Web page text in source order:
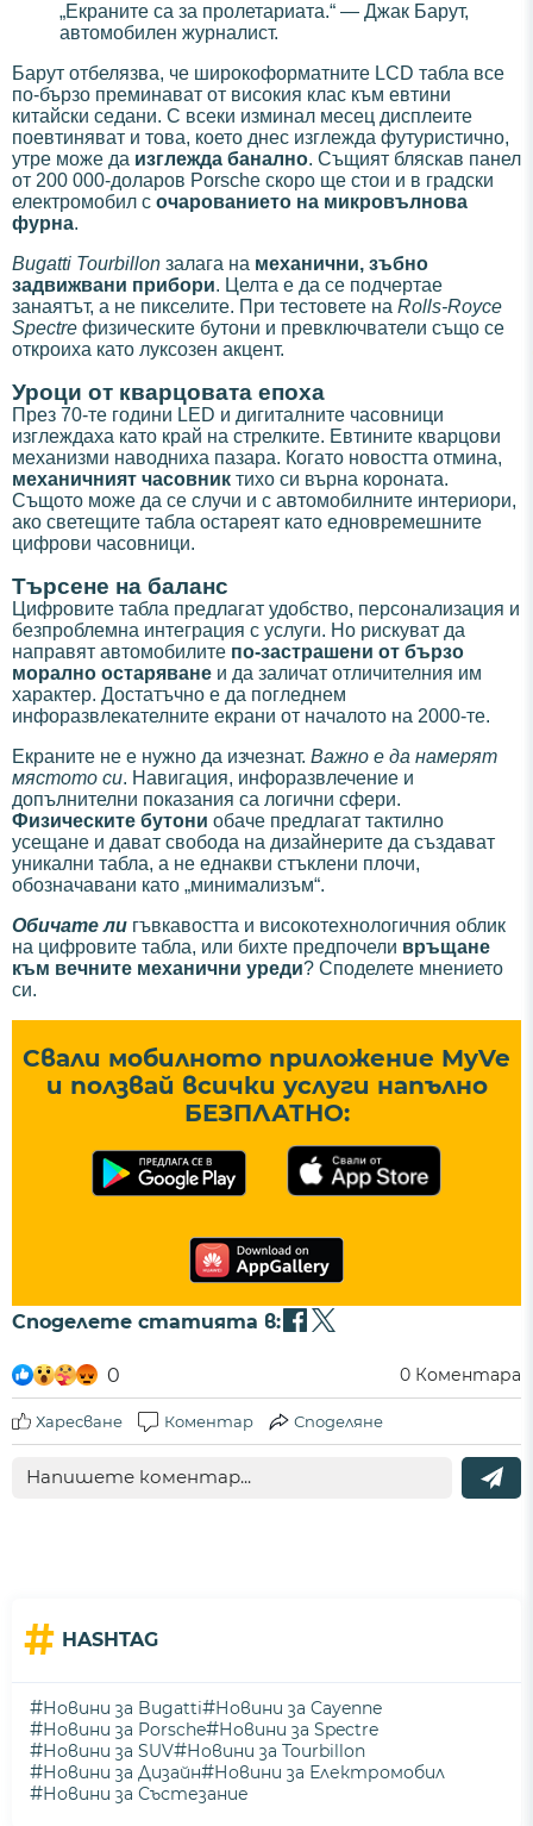
„Екраните са за пролетариата.“ — Джак Барут,
автомобилен журналист.
Барут отбелязва, че широкоформатните LCD табла все
по-бързо преминават от високия клас към евтини
китайски седани. С всеки изминал месец дисплеите
поевтиняват и това, което днес изглежда футуристично,
утре може да изглежда банално. Същият бляскав панел
от 200 000-доларов Porsche скоро ще стои и в градски
електромобил с очарованието на микровълнова
фурна.
Bugatti Tourbillon залага на механични, зъбно
задвижвани прибори. Целта е да се подчертае
занаятът, а не пикселите. При тестовете на Rolls-Royce
Spectre физическите бутони и превключватели също се
откроиха като луксозен акцент.
Уроци от кварцовата епоха
През 70-те години LED и дигиталните часовници
изглеждаха като край на стрелките. Евтините кварцови
механизми наводниха пазара. Когато новостта отмина,
механичният часовник тихо си върна короната.
Същото може да се случи и с автомобилните интериори,
ако светещите табла остареят като едновремешните
цифрови часовници.
Търсене на баланс
Цифровите табла предлагат удобство, персонализация и
безпроблемна интеграция с услуги. Но рискуват да
направят автомобилите по-застрашени от бързо
морално остаряване и да заличат отличителния им
характер. Достатъчно е да погледнем
инфоразвлекателните екрани от началото на 2000-те.
Екраните не е нужно да изчезнат. Важно е да намерят
мястото си. Навигация, инфоразвлечение и
допълнителни показания са логични сфери.
Физическите бутони обаче предлагат тактилно
усещане и дават свобода на дизайнерите да създават
уникални табла, а не еднакви стъклени плочи,
обозначавани като „минимализъм“.
Обичате ли гъвкавостта и високотехнологичния облик
на цифровите табла, или бихте предпочели връщане
към вечните механични уреди? Споделете мнението
си.
Свали мобилното приложение MyVe
и ползвай всички услуги напълно
БЕЗПЛАТНО:
Споделете статията в:
0 0 Коментара
Харесване Коментар Споделяне
# HASHTAG
#Новини за Bugatti#Новини за Cayenne
#Новини за Porsche#Новини за Spectre
#Новини за SUV#Новини за Tourbillon
#Новини за Дизайн#Новини за Електромобил
#Новини за Състезание